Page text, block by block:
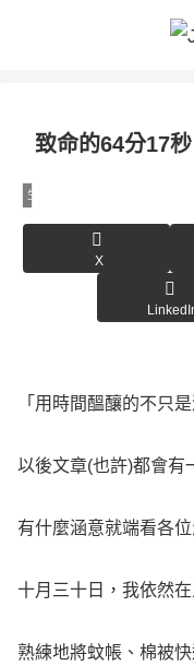
致命的64分17秒
生活雜記
X
「用時間醞釀的不只
以後文章(也許)都會有
有什麼涵意就端看各
十月三十日，我依然
熟練地將蚊帳、棉被